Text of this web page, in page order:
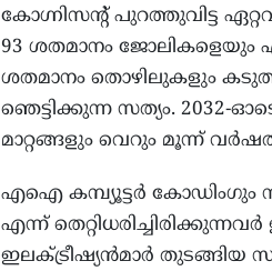
കോഗ്നിസൻ്റ് പുറത്തുവിട്ട
93 ശതമാനം ജോലികളെയും
ശതമാനം തൊഴിലുകളും
ഞെട്ടിക്കുന്ന സത്യം. 2032-
മാറ്റങ്ങളും വെറും മൂന്ന്
എഐ കമ്പ്യൂട്ടർ കോഡിംഗും
എന്ന്
ഇലക്ട്രീഷ്യൻമാർ തുടങ്ങിയ